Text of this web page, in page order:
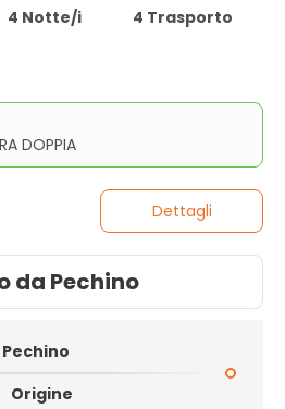
4 Notte/i
4 Trasporto
DOPPIA
Dettagli
da Pechino
Pechino
Origine